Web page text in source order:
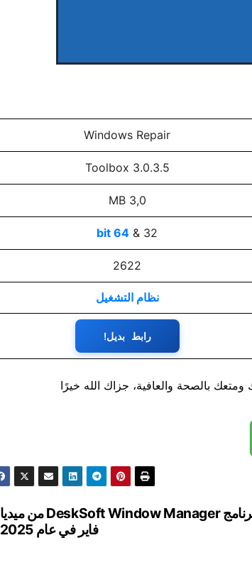
Windows Repair
Toolbox 3.0.3.5
3,0 MB
32 &
64 bit
2622
نظام التشغيل
رابط بديل!
بالصحة والعافية، جزاك الله خيرًا
تحميل برنامج DeskSoft Window Manager من ميديا
فاير في عام 2025